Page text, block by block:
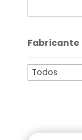
Fabricante